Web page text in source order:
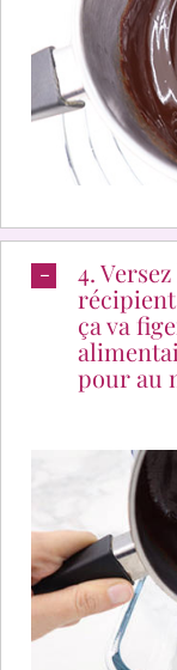
4.
ça va
pour au